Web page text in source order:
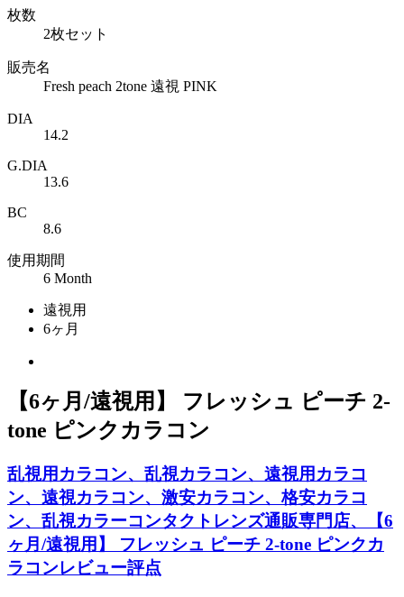
枚数
2枚セット
販売名
Fresh peach 2tone 遠視 PINK
DIA
14.2
G.DIA
13.6
BC
8.6
使用期間
6 Month
遠視用
6ヶ月
【6ヶ月/遠視用】 フレッシュ ピーチ 2-
tone ピンクカラコン
乱視用カラコン、乱視カラコン、遠視用カラコ
ン、遠視カラコン、激安カラコン、格安カラコ
ン、乱視カラーコンタクトレンズ通販専門店、【6
ヶ月/遠視用】 フレッシュ ピーチ 2-tone ピンクカ
ラコンレビュー評点